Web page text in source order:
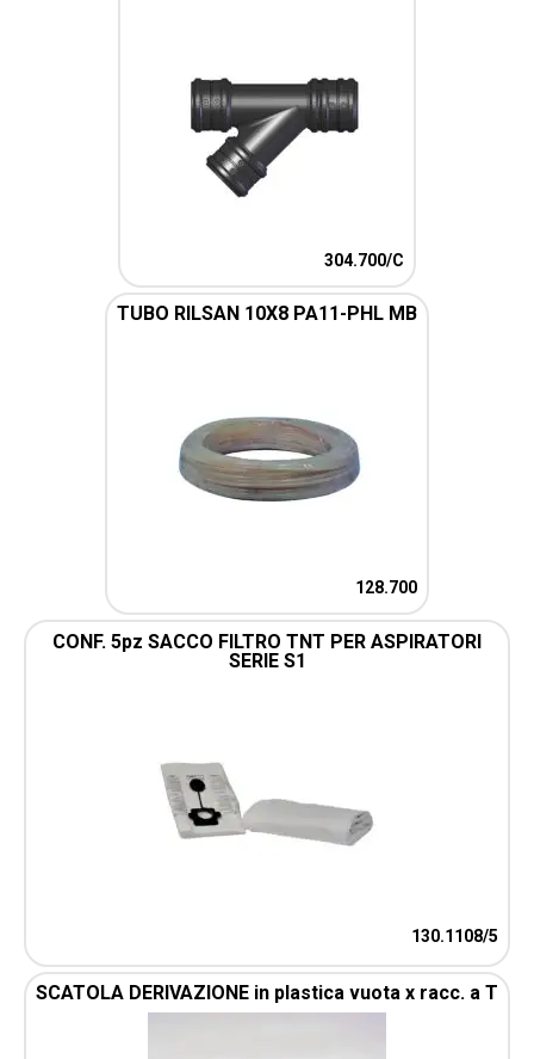
304.700/C
TUBO RILSAN 10X8 PA11-PHL MB
128.700
CONF. 5pz SACCO FILTRO TNT PER ASPIRATORI
SERIE S1
130.1108/5
SCATOLA DERIVAZIONE in plastica vuota x racc. a T